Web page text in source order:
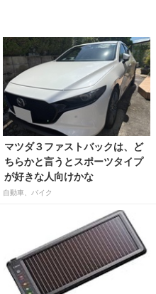
マツダ３ファストバックは、ど
ちらかと言うとスポーツタイプ
が好きな人向けかな
自動車、バイク